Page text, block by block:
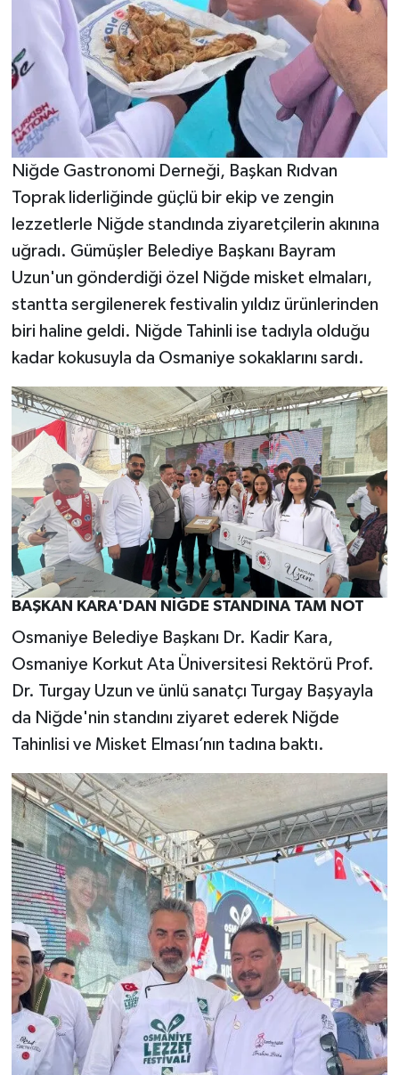
Niğde Gastronomi Derneği, Başkan Rıdvan
Toprak liderliğinde güçlü bir ekip ve zengin
lezzetlerle Niğde standında ziyaretçilerin akınına
uğradı. Gümüşler Belediye Başkanı Bayram
Uzun'un gönderdiği özel
Niğde misket elmaları,
stantta sergilenerek festivalin yıldız ürünlerinden
biri haline geldi. Niğde Tahinli ise tadıyla olduğu
kadar kokusuyla da Osmaniye sokaklarını sardı.
BAŞKAN KARA'DAN NİĞDE STANDINA TAM NOT
Osmaniye Belediye Başkanı Dr. Kadir Kara,
Osmaniye Korkut Ata Üniversitesi Rektörü Prof.
Dr. Turgay Uzun ve ünlü sanatçı Turgay Başyayla
da Niğde'nin standını ziyaret ederek Niğde
Tahinlisi ve Misket Elması’nın tadına baktı.